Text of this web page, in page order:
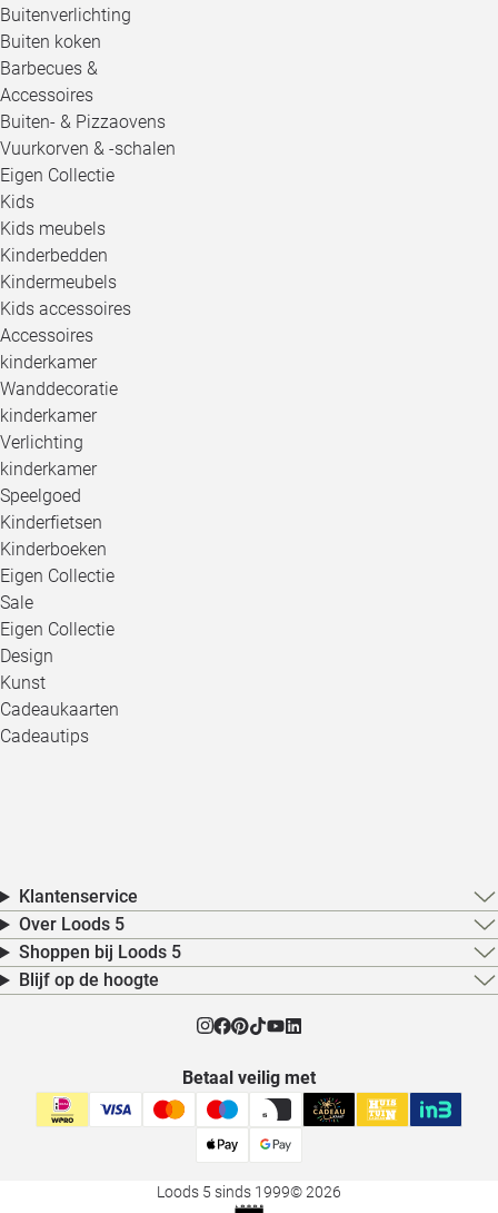
Buitenverlichting
Buiten koken
Barbecues &
Accessoires
Buiten- & Pizzaovens
Vuurkorven & -schalen
Eigen Collectie
Kids
Kids meubels
Kinderbedden
Kindermeubels
Kids accessoires
Accessoires
kinderkamer
Wanddecoratie
kinderkamer
Verlichting
kinderkamer
Speelgoed
Kinderfietsen
Kinderboeken
Eigen Collectie
Sale
Eigen Collectie
Design
Kunst
Cadeaukaarten
Cadeautips
Klantenservice
Over Loods 5
Shoppen bij Loods 5
Blijf op de hoogte
Betaal veilig met
Loods 5 sinds 1999© 2026